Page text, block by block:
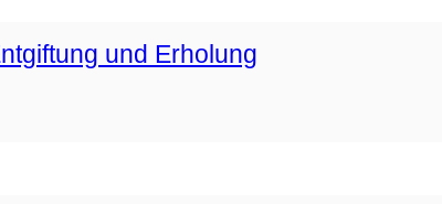
und Erholung